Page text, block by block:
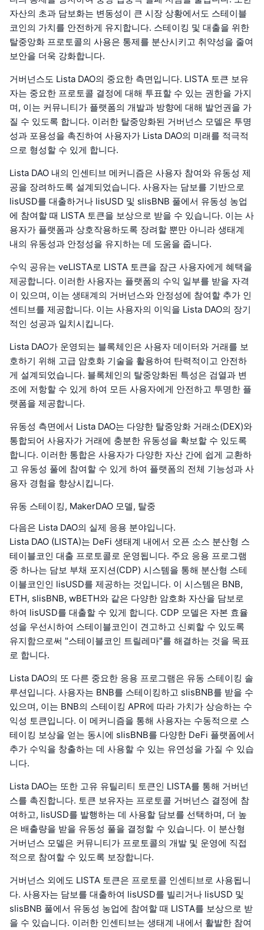
자산의 초과 담보화는 변동성이 큰 시장 상황에서도 스테이블
코인의 가치를 안전하게 유지합니다. 스테이킹 및 대출을 위한
탈중앙화 프로토콜의 사용은 통제를 분산시키고 취약성을 줄여
보안을 더욱 강화합니다.
거버넌스도 Lista DAO의 중요한 측면입니다. LISTA 토큰 보유
자는 중요한 프로토콜 결정에 대해 투표할 수 있는 권한을 가지
며, 이는 커뮤니티가 플랫폼의 개발과 방향에 대해 발언권을 가
질 수 있도록 합니다. 이러한 탈중앙화된 거버넌스 모델은 투명
성과 포용성을 촉진하여 사용자가 Lista DAO의 미래를 적극적
으로 형성할 수 있게 합니다.
Lista DAO 내의 인센티브 메커니즘은 사용자 참여와 유동성 제
공을 장려하도록 설계되었습니다. 사용자는 담보를 기반으로
lisUSD를 대출하거나 lisUSD 및 slisBNB 풀에서 유동성 농업
에 참여할 때 LISTA 토큰을 보상으로 받을 수 있습니다. 이는 사
용자가 플랫폼과 상호작용하도록 장려할 뿐만 아니라 생태계
내의 유동성과 안정성을 유지하는 데 도움을 줍니다.
수익 공유는 veLISTA로 LISTA 토큰을 잠근 사용자에게 혜택을
제공합니다. 이러한 사용자는 플랫폼의 수익 일부를 받을 자격
이 있으며, 이는 생태계의 거버넌스와 안정성에 참여할 추가 인
센티브를 제공합니다. 이는 사용자의 이익을 Lista DAO의 장기
적인 성공과 일치시킵니다.
Lista DAO가 운영되는 블록체인은 사용자 데이터와 거래를 보
호하기 위해 고급 암호화 기술을 활용하여 탄력적이고 안전하
게 설계되었습니다. 블록체인의 탈중앙화된 특성은 검열과 변
조에 저항할 수 있게 하여 모든 사용자에게 안전하고 투명한 플
랫폼을 제공합니다.
유동성 측면에서 Lista DAO는 다양한 탈중앙화 거래소(DEX)와
통합되어 사용자가 거래에 충분한 유동성을 확보할 수 있도록
합니다. 이러한 통합은 사용자가 다양한 자산 간에 쉽게 교환하
고 유동성 풀에 참여할 수 있게 하여 플랫폼의 전체 기능성과 사
용자 경험을 향상시킵니다.
유동 스테이킹, MakerDAO 모델, 탈중
다음은 Lista DAO의 실제 응용 분야입니다.
Lista DAO (LISTA)는 DeFi 생태계 내에서 오픈 소스 분산형 스
테이블코인 대출 프로토콜로 운영됩니다. 주요 응용 프로그램
중 하나는 담보 부채 포지션(CDP) 시스템을 통해 분산형 스테
이블코인인 lisUSD를 제공하는 것입니다. 이 시스템은 BNB,
ETH, slisBNB, wBETH와 같은 다양한 암호화 자산을 담보로
하여 lisUSD를 대출할 수 있게 합니다. CDP 모델은 자본 효율
성을 우선시하여 스테이블코인이 견고하고 신뢰할 수 있도록
유지함으로써 "스테이블코인 트릴레마"를 해결하는 것을 목표
로 합니다.
Lista DAO의 또 다른 중요한 응용 프로그램은 유동 스테이킹 솔
루션입니다. 사용자는 BNB를 스테이킹하고 slisBNB를 받을 수
있으며, 이는 BNB의 스테이킹 APR에 따라 가치가 상승하는 수
익성 토큰입니다. 이 메커니즘을 통해 사용자는 수동적으로 스
테이킹 보상을 얻는 동시에 slisBNB를 다양한 DeFi 플랫폼에서
추가 수익을 창출하는 데 사용할 수 있는 유연성을 가질 수 있습
니다.
Lista DAO는 또한 고유 유틸리티 토큰인 LISTA를 통해 거버넌
스를 촉진합니다. 토큰 보유자는 프로토콜 거버넌스 결정에 참
여하고, lisUSD를 발행하는 데 사용할 담보를 선택하며, 더 높
은 배출량을 받을 유동성 풀을 결정할 수 있습니다. 이 분산형
거버넌스 모델은 커뮤니티가 프로토콜의 개발 및 운영에 직접
적으로 참여할 수 있도록 보장합니다.
거버넌스 외에도 LISTA 토큰은 프로토콜 인센티브로 사용됩니
다. 사용자는 담보를 대출하여 lisUSD를 빌리거나 lisUSD 및
slisBNB 풀에서 유동성 농업에 참여할 때 LISTA를 보상으로 받
을 수 있습니다. 이러한 인센티브는 생태계 내에서 활발한 참여